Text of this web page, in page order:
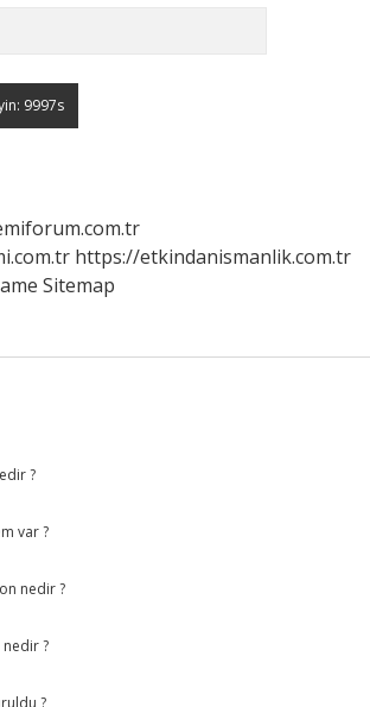
https://etkindanismanlik.com.tr
Sitemap
?
var ?
nedir ?
nedir ?
?